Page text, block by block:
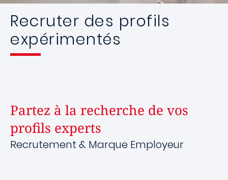
Recruter des profils
expérimentés
Partez à la recherche de vos
profils experts
Recrutement & Marque Employeur